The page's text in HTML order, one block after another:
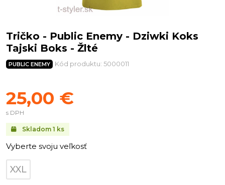
Tričko - Public Enemy - Dziwki Koks
Tajski Boks - Žlté
PUBLIC ENEMY Kód produktu: 5000011
Skladom 1 ks
25,00 €
s DPH
Vyberte svoju veľkosť
XXL